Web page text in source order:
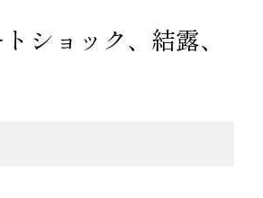
ショック、結露、